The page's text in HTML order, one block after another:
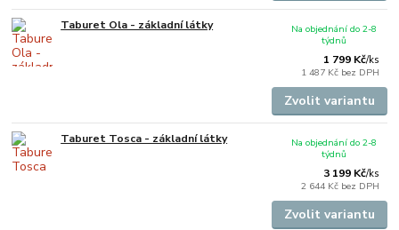
Taburet Ola - základní látky
1 799 Kč/ks
1 487 Kč bez DPH
Na objednání do 2-8
týdnů
Zvolit variantu
Taburet Tosca - základní látky
3 199 Kč/ks
2 644 Kč bez DPH
Na objednání do 2-8
týdnů
Zvolit variantu